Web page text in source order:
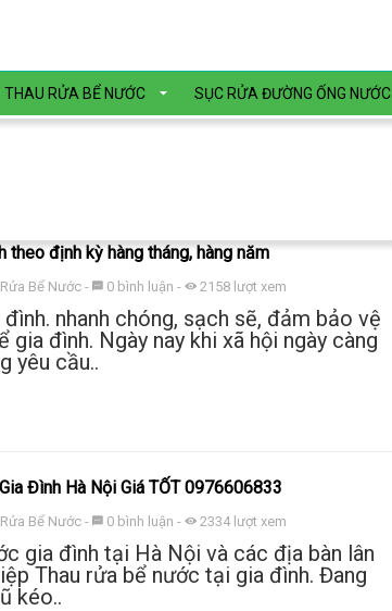
THAU RỬA BỂ NƯỚC SỤC RỬA ĐƯỜNG ỐNG NƯỚC
theo định kỳ hàng tháng, hàng năm
Bể Nước - 0 bình luận - 2158 lượt xem
nhanh chóng, sạch sẽ, đảm bảo vệ
gia đình. Ngày nay khi xã hội ngày càng
yêu cầu..
Đình Hà Nội Giá TỐT 0976606833
Bể Nước - 0 bình luận - 2334 lượt xem
gia đình tại Hà Nội và các địa bàn lân
Thau rửa bể nước tại gia đình. Đang
kéo..